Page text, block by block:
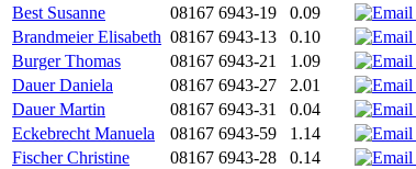
Best Susanne
08167 6943-19 0.09
Brandmeier Elisabeth 08167 6943-13 0.10
Burger Thomas
08167 6943-21 1.09
Dauer Daniela
08167 6943-27 2.01
Dauer Martin
08167 6943-31 0.04
Eckebrecht Manuela
08167 6943-59 1.14
Fischer Christine
08167 6943-28 0.14